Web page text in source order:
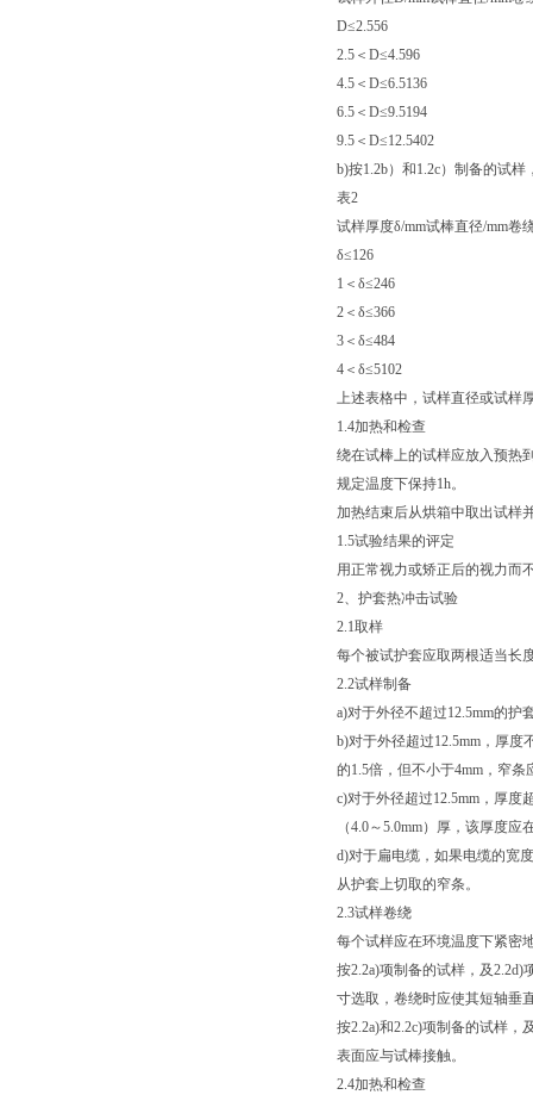
D≤2.556
2.5＜D≤4.596
4.5＜D≤6.5136
6.5＜D≤9.5194
9.5＜D≤12.5402
b)按1.2b）和1.2c）制备的试
表2
试样厚度δ/mm试棒直径/mm卷
δ≤126
1＜δ≤246
2＜δ≤366
3＜δ≤484
4＜δ≤5102
上述表格中，试样直径或试样
1.4加热和检查
绕在试棒上的试样应放入预热
规定温度下保持1h。
加热结束后从烘箱中取出试样
1.5试验结果的评定
用正常视力或矫正后的视力而
2、护套热冲击试验
2.1取样
每个被试护套应取两根适当长
2.2试样制备
a)对于外径不超过12.5mm的
b)对于外径超过12.5mm，厚
的1.5倍，但不小于4mm，窄
c)对于外径超过12.5mm，厚度
（4.0～5.0mm）厚，该厚度
d)对于扁电缆，如果电缆的宽
从护套上切取的窄条。
2.3试样卷绕
每个试样应在环境温度下紧密
按2.2a)项制备的试样，及
寸选取，卷绕时应使其短轴垂
按2.2a)和2.2c)项制备的试样，
表面应与试棒接触。
2.4加热和检查